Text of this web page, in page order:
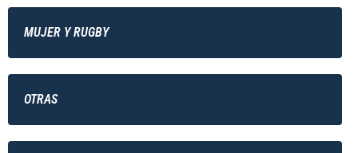
MUJER Y RUGBY
OTRAS